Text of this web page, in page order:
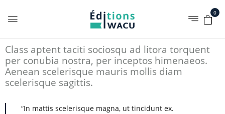
0
Class aptent taciti sociosqu ad litora torquent
per conubia nostra, per inceptos himenaeos.
Aenean scelerisque mauris mollis diam
scelerisque sagittis.
“In mattis scelerisque magna, ut tincidunt ex.